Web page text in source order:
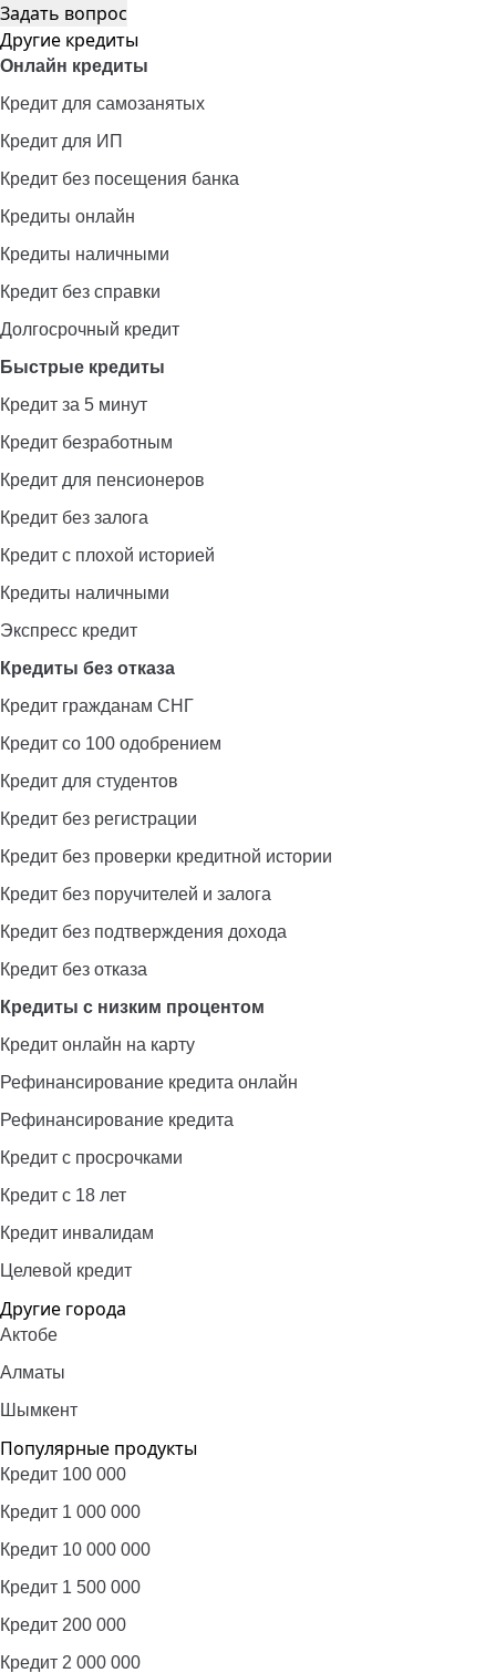
Задать вопрос
Другие кредиты
Онлайн кредиты
Кредит для самозанятых
Кредит для ИП
Кредит без посещения банка
Кредиты онлайн
Кредиты наличными
Кредит без справки
Долгосрочный кредит
Быстрые кредиты
Кредит за 5 минут
Кредит безработным
Кредит для пенсионеров
Кредит без залога
Кредит с плохой историей
Кредиты наличными
Экспресс кредит
Кредиты без отказа
Кредит гражданам СНГ
Кредит со 100 одобрением
Кредит для студентов
Кредит без регистрации
Кредит без проверки кредитной истории
Кредит без поручителей и залога
Кредит без подтверждения дохода
Кредит без отказа
Кредиты с низким процентом
Кредит онлайн на карту
Рефинансирование кредита онлайн
Рефинансирование кредита
Кредит с просрочками
Кредит с 18 лет
Кредит инвалидам
Целевой кредит
Другие города
Актобе
Алматы
Шымкент
Популярные продукты
Кредит 100 000
Кредит 1 000 000
Кредит 10 000 000
Кредит 1 500 000
Кредит 200 000
Кредит 2 000 000